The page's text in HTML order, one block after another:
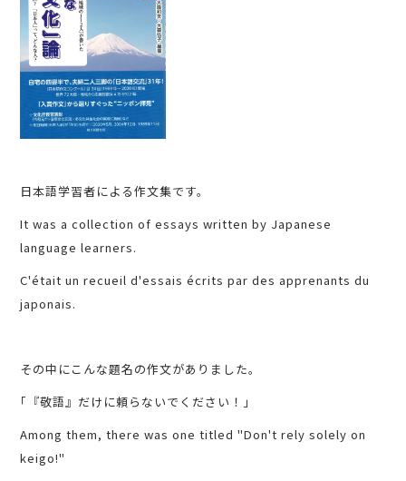
日本語学習者による作文集です。
It was a collection of essays written by Japanese
language learners.
C'était un recueil d'essais écrits par des apprenants du
japonais.
その中にこんな題名の作文がありました。
｢『敬語』だけに頼らないでください！｣
Among them, there was one titled "Don't rely solely on
keigo!"